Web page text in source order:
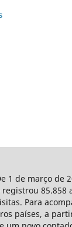
1 de março de
85.858
Para
países, a